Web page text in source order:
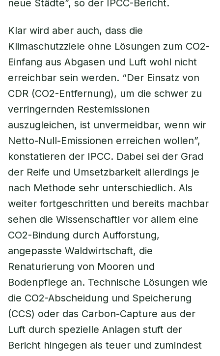
neue Städte”, so der IPCC-Bericht.
Klar wird aber auch, dass die
Klimaschutzziele ohne Lösungen zum CO2-
Einfang aus Abgasen und Luft wohl nicht
erreichbar sein werden. “Der Einsatz von
CDR (CO2-Entfernung), um die schwer zu
verringernden Restemissionen
auszugleichen, ist unvermeidbar, wenn wir
Netto-Null-Emissionen erreichen wollen”,
konstatieren der IPCC. Dabei sei der Grad
der Reife und Umsetzbarkeit allerdings je
nach Methode sehr unterschiedlich. Als
weiter fortgeschritten und bereits machbar
sehen die Wissenschaftler vor allem eine
CO2-Bindung durch Aufforstung,
angepasste Waldwirtschaft, die
Renaturierung von Mooren und
Bodenpflege an. Technische Lösungen wie
die CO2-Abscheidung und Speicherung
(CCS) oder das Carbon-Capture aus der
Luft durch spezielle Anlagen stuft der
Bericht hingegen als teuer und zumindest